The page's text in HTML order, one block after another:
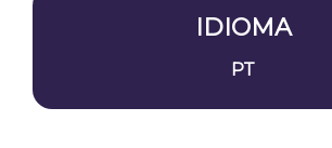
IDIOMA
PT